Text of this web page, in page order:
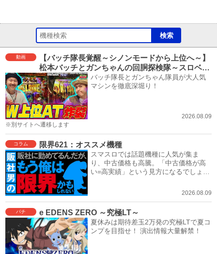
動画
【バッチ隊長覚醒～シノンモードから上位へ～】
松本バッチとガンちゃんの回胴探検隊～スロベン
チャー～ #16≪スロット ソードアート・オンライ
ンⅡ≫
バッチ隊長とガンちゃん隊員が大人気
マシンを徹底深堀り！
2026.08.09
※別サイトへ遷移します
コラム 限界621：オススメ機種
スマスロでは話題機種に人気が集ま
り、中古価格も高騰。「中古価格が高
い=高実績」という見方になるでしょ
2026.08.09
パチ e EDENS ZERO ～究極LT～
夏休みは期待差玉2万発の究極LTで夏コ
ンプを目指せ！ 演出情報大量解禁！